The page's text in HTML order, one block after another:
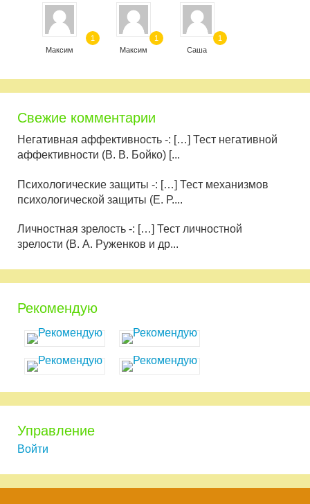
Максим
1
Максим
1
Саша
1
Свежие комментарии
Негативная аффективность -: […] Тест негативной
аффективности (В. В. Бойко) [...
Психологические защиты -: […] Тест механизмов
психологической защиты (Е. Р....
Личностная зрелость -: […] Тест личностной
зрелости (В. А. Руженков и др...
Рекомендую
Управление
Войти